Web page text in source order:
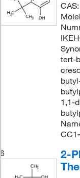
tert-
1,1-
6
2-